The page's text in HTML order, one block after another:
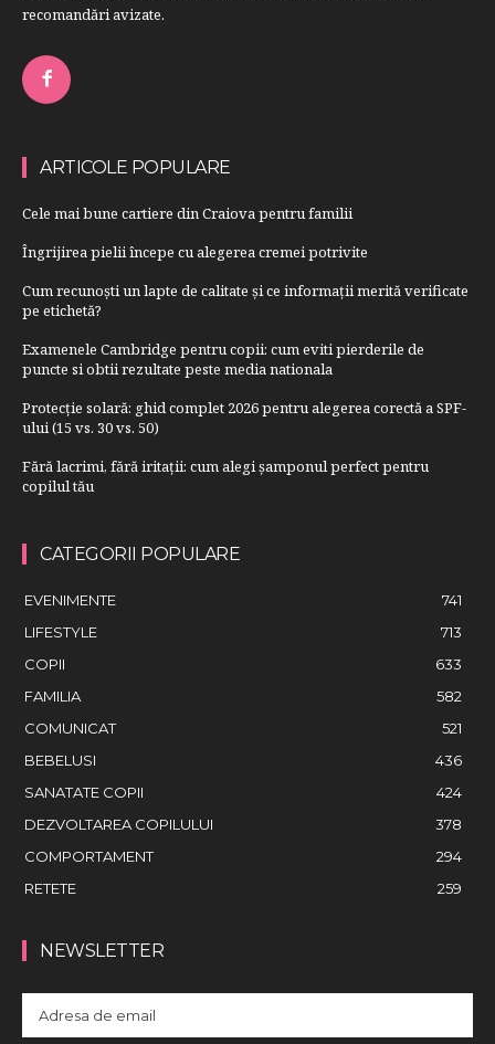
recomandări avizate.
ARTICOLE POPULARE
Cele mai bune cartiere din Craiova pentru familii
Îngrijirea pielii începe cu alegerea cremei potrivite
Cum recunoști un lapte de calitate și ce informații merită verificate
pe etichetă?
Examenele Cambridge pentru copii: cum eviti pierderile de
puncte si obtii rezultate peste media nationala
Protecție solară: ghid complet 2026 pentru alegerea corectă a SPF-
ului (15 vs. 30 vs. 50)
Fără lacrimi, fără iritații: cum alegi șamponul perfect pentru
copilul tău
CATEGORII POPULARE
EVENIMENTE
741
LIFESTYLE
713
COPII
633
FAMILIA
582
COMUNICAT
521
BEBELUSI
436
SANATATE COPII
424
DEZVOLTAREA COPILULUI
378
COMPORTAMENT
294
RETETE
259
NEWSLETTER